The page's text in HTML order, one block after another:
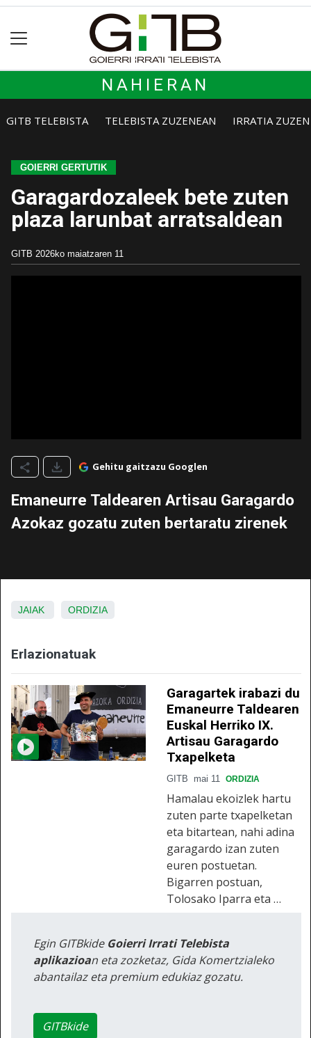
NAHIERAN
GITB TELEBISTA TELEBISTA ZUZENEAN IRRATIA
GOIERRI GERTUTIK
Garagardozaleek bete zuten
plaza larunbat arratsaldean
GITB 2026ko maiatzaren 11
Gehitu gaitzazu Googlen
Emaneurre Taldearen Artisau Garagardo
Azokaz gozatu zuten bertaratu zirenek
JAIAK ORDIZIA
Erlazionatuak
Garagartek irabazi du
Emaneurre Taldearen
Euskal Herriko IX.
Artisau Garagardo
Txapelketa
GITB mai 11 ORDIZIA
Hamalau ekoizlek hartu
zuten parte txapelketan
eta bitartean, nahi adina
garagardo izan zuten
euren postuetan.
Bigarren postuan,
Tolosako Iparra eta …
Egin GITBkide Goierri Irrati Telebista
aplikazioan eta zozketaz, Gida Komertzialeko
abantailaz eta premium edukiaz gozatu.
GITBkide